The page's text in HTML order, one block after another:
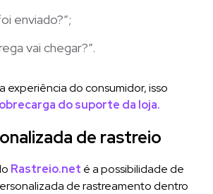
enviado?”;
vai chegar?”.
experiência do consumidor, isso
do suporte da loja.
de rastreio
Rastreio.net é a possibilidade de
de rastreamento dentro